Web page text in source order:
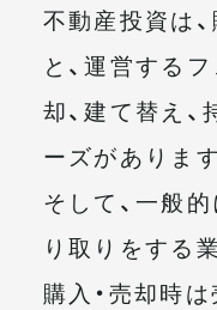
不動産投資は
と、運営する
却、建て替え、
ーズがあります
そして、一般
り取りをする
購入・売却時